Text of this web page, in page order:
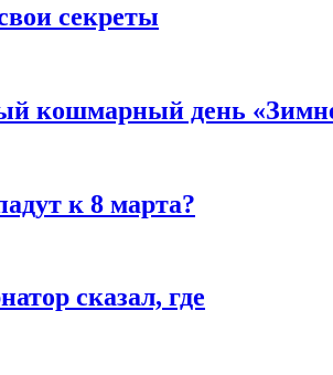
секреты
кошмарный день
к 8 марта?
сказал, где